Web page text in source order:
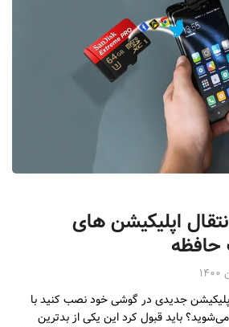
اپلیکیشن های
حافظه
جدیدی در گوشی خود نصب کنید با
باید قبول کرد این یکی از بدترین